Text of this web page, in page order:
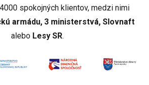
spokojných klientov, medzi nimi
armádu, 3 ministerstvá, Slovnaft
alebo Lesy SR.